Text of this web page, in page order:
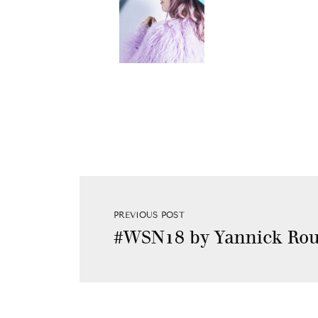
PREVIOUS POST
#WSN18 by Yannick